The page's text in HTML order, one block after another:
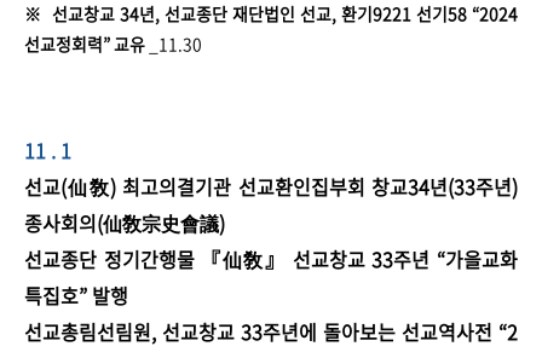
※ 선교창교 34년, 선교종단 재단법인 선교, 환기9221 선기58 “2024
선교정회력” 교유 _11.30​
11 . 1
선교(仙敎) 최고의결기관 선교환인집부회 창교34년(33주년)
종사회의(仙敎宗史會議)
선교종단 정기간행물 『仙敎』 선교창교 33주년 “가을교화
특집호” 발행
선교총림선림원, 선교창교 33주년에 돌아보는 선교역사전 “2